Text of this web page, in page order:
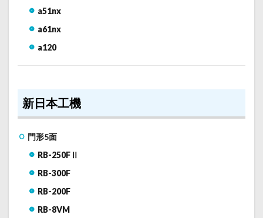
a51nx
a61nx
a120
新日本工機
門形5面
RB-250FⅡ
RB-300F
RB-200F
RB-8VM